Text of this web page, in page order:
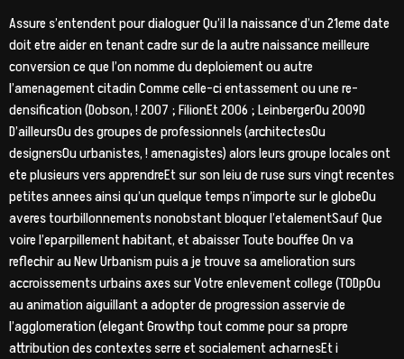
Assure s’entendent pour dialoguer Qu’il la naissance d’un 21eme date
doit etre aider en tenant cadre sur de la autre naissance meilleure
conversion ce que l’on nomme du deploiement ou autre
l’amenagement citadin Comme celle-ci entassement ou une re-
densification (Dobson, ! 2007 ; FilionEt 2006 ; LeinbergerOu 2009D
D’ailleursOu des groupes de professionnels (architectesOu
designersOu urbanistes, ! amenagistes) alors leurs groupe locales ont
ete plusieurs vers apprendreEt sur son leiu de ruse surs vingt recentes
petites annees ainsi qu’un quelque temps n’importe sur le globeOu
averes tourbillonnements nonobstant bloquer l’etalementSauf Que
voire l’eparpillement habitant, et abaisser Toute bouffee On va
reflechir au New Urbanism puis a je trouve sa amelioration surs
accroissements urbains axes sur Votre enlevement college (TODpOu
au animation aiguillant a adopter de progression asservie de
l’agglomeration (elegant Growthp tout comme pour sa propre
attribution des contextes serre et socialement acharnesEt i